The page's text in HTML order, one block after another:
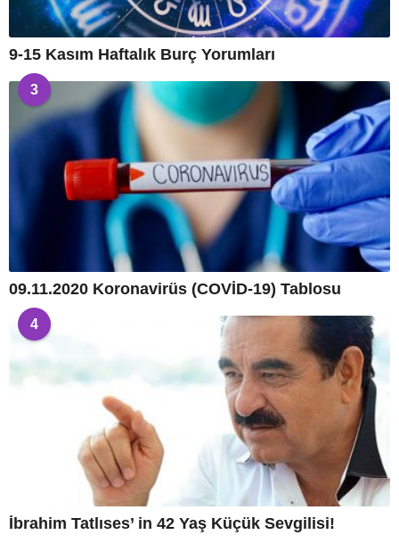
9-15 Kasım Haftalık Burç Yorumları
3
09.11.2020 Koronavirüs (COVİD-19) Tablosu
4
İbrahim Tatlıses’ in 42 Yaş Küçük Sevgilisi!